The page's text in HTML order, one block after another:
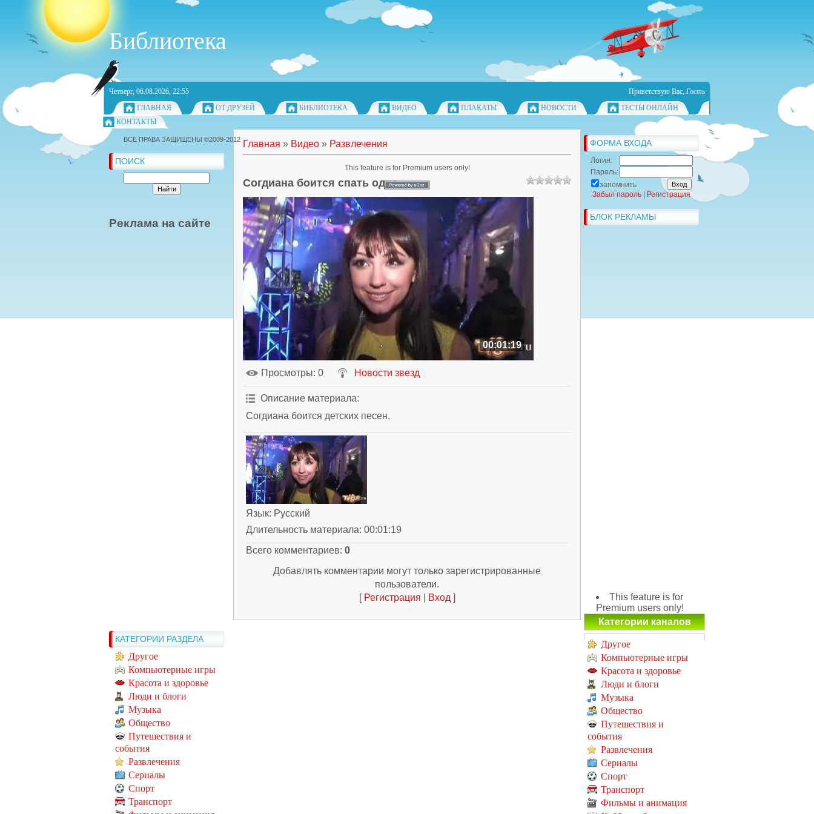
Библиотека
Четверг, 06.08.2026, 22:55 Приветствую Вас, Гость
ГЛАВНАЯ
ОТ ДРУЗЕЙ БИБЛИОТЕКА ВИДЕО ПЛАКАТЫ НОВОСТИ
ТЕСТЫ ОНЛАЙН
КОНТАКТЫ
ПОИСК
Реклама на сайте
КАТЕГОРИИ РАЗДЕЛА
Другое
Компьютерные игры
Красота и здоровье
Люди и блоги
Музыка
Общество
Путешествия и
события
Развлечения
Сериалы
Спорт
Транспорт
Главная » Видео » Развлечения
Согдиана боится спать одна
00:01:19
Просмотры: 0 Новости звезд
Описание материала:
Согдиана боится детских песен.
Язык: Русский
Длительность материала: 00:01:19
Всего комментариев: 0
Добавлять комментарии могут только зарегистрированные
пользователи.
[ Регистрация Вход ]
ФОРМА ВХОДА
Логин:
Пароль:
запомнить
Забыл пароль
Регистрация
БЛОК РЕКЛАМЫ
This feature is for
Premium users only!
Категории каналов
Другое
Компьютерные игры
Красота и здоровье
Люди и блоги
Музыка
Общество
Путешествия и
события
Развлечения
Сериалы
Спорт
Транспорт
Фильмы и анимация
ВСЕ ПРАВА ЗАЩИЩЕНЫ ©2009-2012
This feature is for Premium users only!